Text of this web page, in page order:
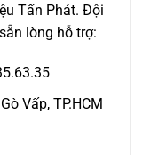
Tấn Phát. Đội
lòng hỗ trợ:
Vấp, TP.HCM